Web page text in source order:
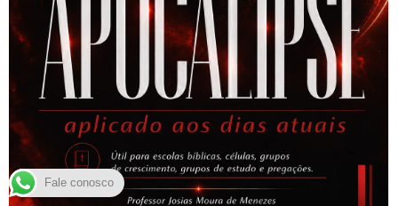
Fale conosco